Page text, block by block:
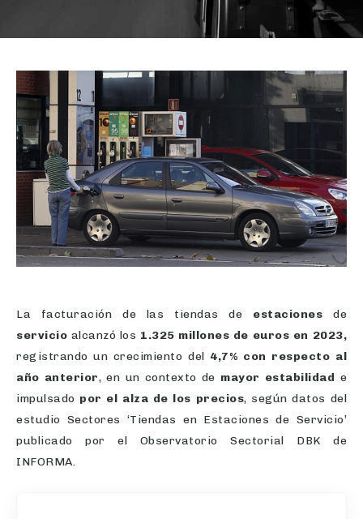
La facturación de las tiendas de estacionesde
servicio alcanzó los 1.325 millones de euros en 2023,
registrando un crecimiento del 4,7% con respecto al
año anterior, en un contexto de mayor estabilidad e
impulsado por el alza de los precios, según datos del
estudio Sectores ‘Tiendas en Estaciones de Servicio’
publicado por el Observatorio Sectorial DBK de
INFORMA.